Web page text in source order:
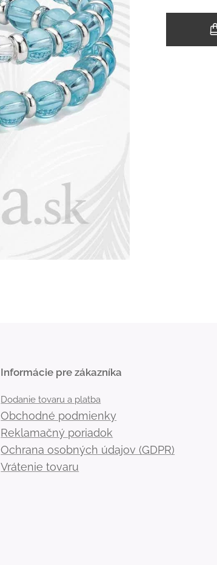
Informácie pre zákazníka
Dodanie tovaru a platba
Obchodné podmienky
Reklamačný poriadok
Ochrana osobných údajov (GDPR)
Vrátenie tovaru